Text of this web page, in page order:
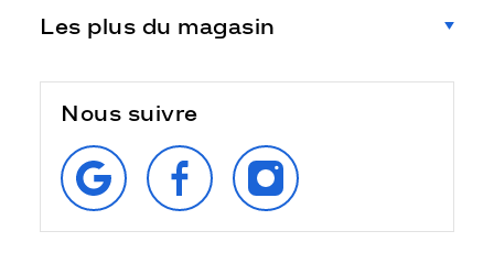
Les plus du magasin
Nous suivre
RETROUVEZ‑NOUS
SUR
GOOGLE
SUIVEZ‑NOUS
SUR
FACEBOOK
SUIVEZ‑NOUS
SUR
INSTAGRAM